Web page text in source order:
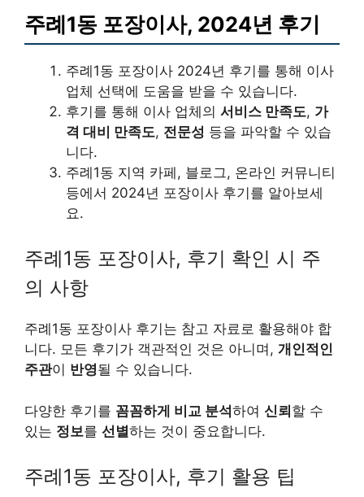
주례1동 포장이사, 2024년 후기
주례1동 포장이사 2024년 후기를 통해 이사
업체 선택에 도움을 받을 수 있습니다.
후기를 통해 이사 업체의 서비스 만족도, 가
격 대비 만족도, 전문성 등을 파악할 수 있습
니다.
주례1동 지역 카페, 블로그, 온라인 커뮤니티
등에서 2024년 포장이사 후기를 알아보세
요.
주례1동 포장이사, 후기 확인 시 주
의 사항
주례1동 포장이사 후기는 참고 자료로 활용해야 합
니다. 모든 후기가 객관적인 것은 아니며, 개인적인
주관이 반영될 수 있습니다.
다양한 후기를 꼼꼼하게 비교 분석하여 신뢰할 수
있는 정보를 선별하는 것이 중요합니다.
주례1동 포장이사, 후기 활용 팁